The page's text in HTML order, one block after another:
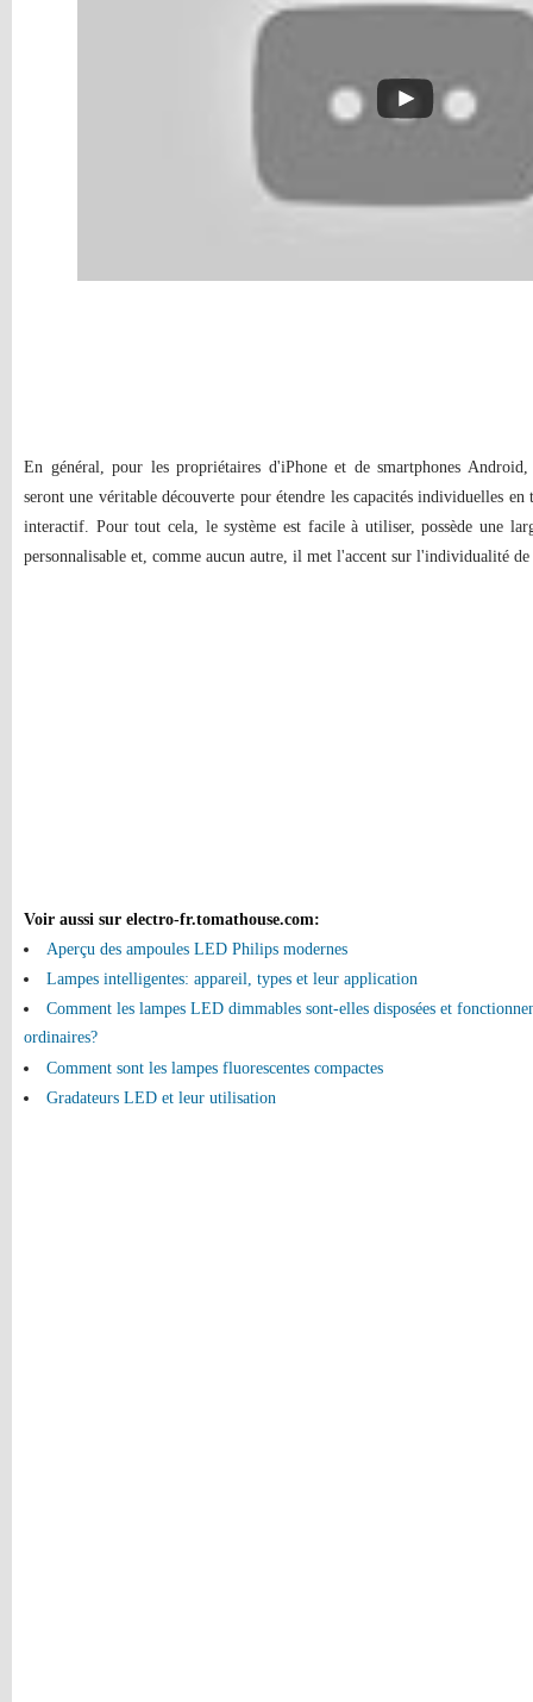
En général, pour les propriétaires d'iPhone et de smartphones
seront une véritable découverte pour étendre les capacités individuelles
interactif. Pour tout cela, le système est facile à utiliser, possède une
personnalisable et, comme aucun autre, il met l'accent sur l'individualité
Voir aussi sur electro-fr.tomathouse.com:
Aperçu des ampoules LED Philips modernes
Lampes intelligentes: appareil, types et leur application
Comment les lampes LED dimmables sont-elles disposées et
ordinaires?
Comment sont les lampes fluorescentes compactes
Gradateurs LED et leur utilisation